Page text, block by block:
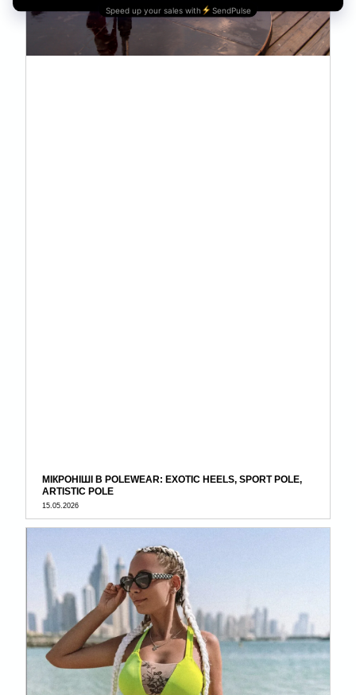
МІКРОНІШІ В POLEWEAR: EXOTIC HEELS, SPORT POLE,
ARTISTIC POLE
15.05.2026